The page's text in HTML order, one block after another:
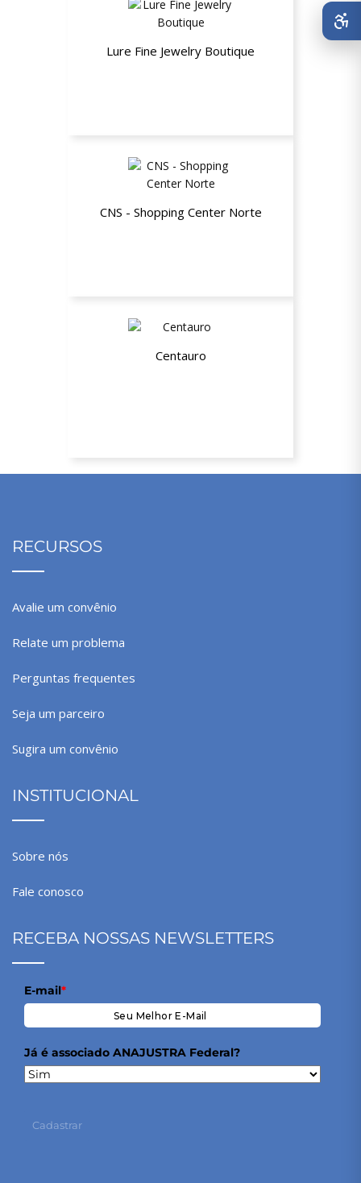
Lure Fine Jewelry Boutique
CNS - Shopping Center Norte
Centauro
RECURSOS
Avalie um convênio
Relate um problema
Perguntas frequentes
Seja um parceiro
Sugira um convênio
INSTITUCIONAL
Sobre nós
Fale conosco
RECEBA NOSSAS NEWSLETTERS
E-mail*
Já é associado ANAJUSTRA Federal?
Cadastrar